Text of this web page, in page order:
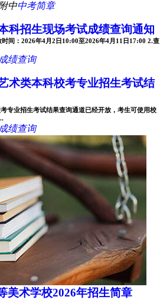
中中考简章
科招生现场考试成绩查询通知
间：2026年4月2日10:00至2026年4月11日17:00 2.查
绩查询
术类本科校考专业招生考试结
专业招生考试结果查询通道已经开放，考生可使用校
绩查询
美术学校2026年招生简章